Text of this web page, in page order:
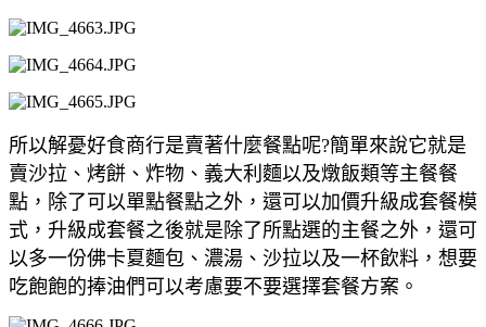
所以解憂好食商行是賣著什麼餐點呢?簡單來說它就是
賣沙拉、烤餅、炸物、義大利麵以及燉飯類等主餐餐
點，除了可以單點餐點之外，還可以加價升級成套餐模
式，升級成套餐之後就是除了所點選的主餐之外，還可
以多一份佛卡夏麵包、濃湯 、沙拉以及一杯飲料，想要
吃飽飽的捧油們可以考慮要不要選擇套餐方案。